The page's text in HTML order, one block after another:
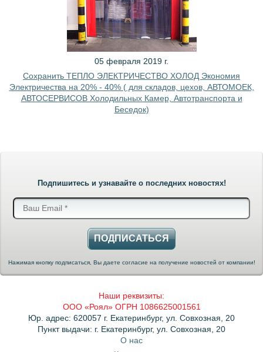
05 февраля 2019 г.
Сохранить ТЕПЛО ЭЛЕКТРИЧЕСТВО ХОЛОД Экономия
Электричества на 20% - 40% ( для складов, цехов, АВТОМОЕК,
АВТОСЕРВИСОВ Холодильных Камер, Автотранспорта и
Беседок)
Подпишитесь и узнавайте о последних новостях!
ПОДПИСАТЬСЯ
Нажимая кнопку подписаться, Вы даете согласие на получение новостей от компании!
Наши реквизиты:
ООО «Роял» ОГРН 1086625001561
Юр. адрес: 620057 г. Екатеринбург, ул. Совхозная, 20
Пункт выдачи: г. Екатеринбург, ул. Совхозная, 20
О нас